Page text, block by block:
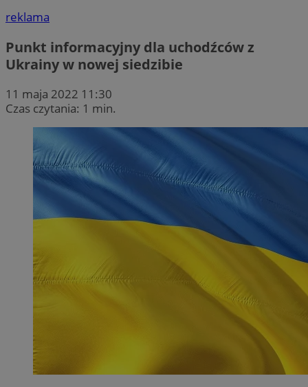
reklama
Punkt informacyjny dla uchodźców z
Ukrainy w nowej siedzibie
11 maja 2022 11:30
Czas czytania: 1 min.